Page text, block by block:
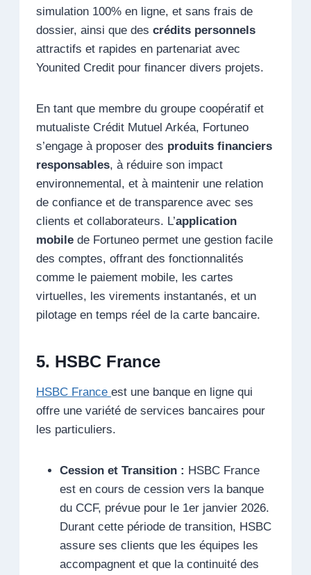
simulation 100% en ligne, et sans frais de
dossier, ainsi que des crédits personnels
attractifs et rapides en partenariat avec
Younited Credit pour financer divers projets.
En tant que membre du groupe coopératif et
mutualiste Crédit Mutuel Arkéa, Fortuneo
s’engage à proposer des produits financiers
responsables, à réduire son impact
environnemental, et à maintenir une relation
de confiance et de transparence avec ses
clients et collaborateurs. L’application
mobile de Fortuneo permet une gestion facile
des comptes, offrant des fonctionnalités
comme le paiement mobile, les cartes
virtuelles, les virements instantanés, et un
pilotage en temps réel de la carte bancaire.
5. HSBC France
HSBC France est une banque en ligne qui
offre une variété de services bancaires pour
les particuliers.
Cession et Transition : HSBC France
est en cours de cession vers la banque
du CCF, prévue pour le 1er janvier 2026.
Durant cette période de transition, HSBC
assure ses clients que les équipes les
accompagnent et que la continuité des